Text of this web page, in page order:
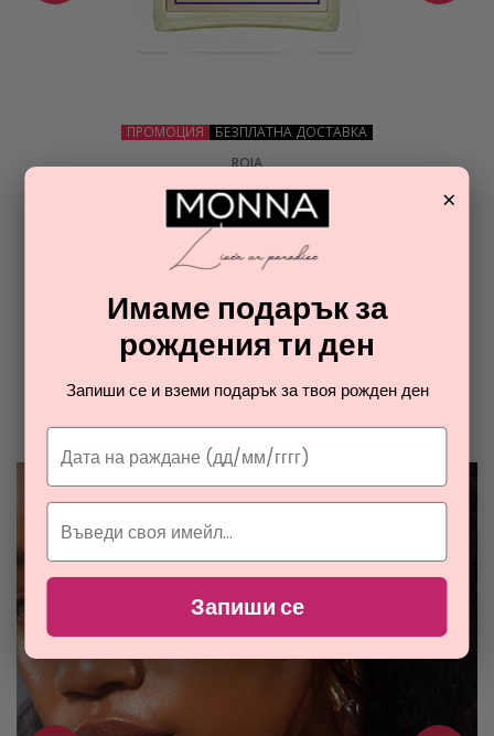
ПРОМОЦИЯ
БЕЗПЛАТНА ДОСТАВКА
ROJA
A GOODNIGHT KISS
парфюм за жени
1178,88
ОТ РАЯ НА ПАРФЮМИТЕ И
КОЗМЕТИКАТА
Разгледайте най-новите ни тайни съвети за парфюмите и
козметиката
×
Имаме подарък за
рождения ти ден
Запиши се и вземи подарък за твоя рожден ден
Запиши се